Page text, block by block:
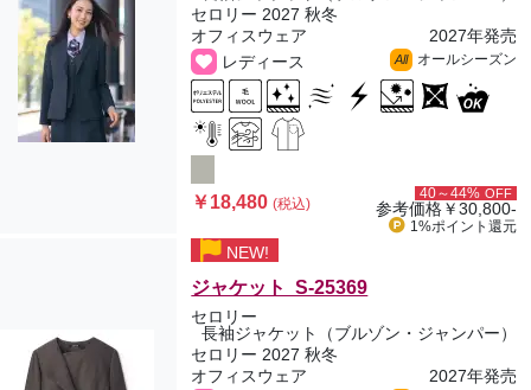
セロリー 2027 秋冬
オフィスウェア
2027年発売
レディース
All オールシーズン
￥18,480(税込)
40～44% OFF
参考価格￥30,800-
1%ポイント 還元
NEW!
ジャケット S-25369
セロリー
長袖ジャケット（ブルゾン・ジャンパー）
セロリー 2027 秋冬
オフィスウェア
2027年発売